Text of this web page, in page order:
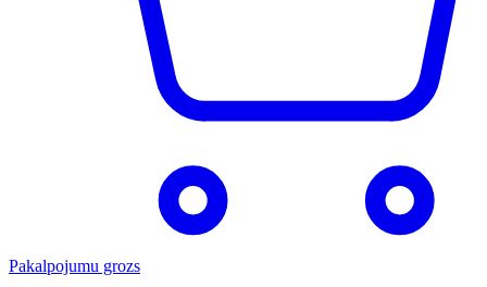
Pakalpojumu grozs